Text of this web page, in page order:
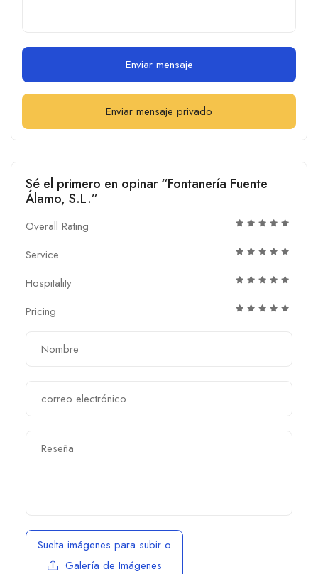
Enviar mensaje
Enviar mensaje privado
Sé el primero en opinar “Fontanería Fuente
Álamo, S.L.”
Overall Rating
Service
Hospitality
Pricing
Suelta imágenes para subir o
Galería de Imágenes